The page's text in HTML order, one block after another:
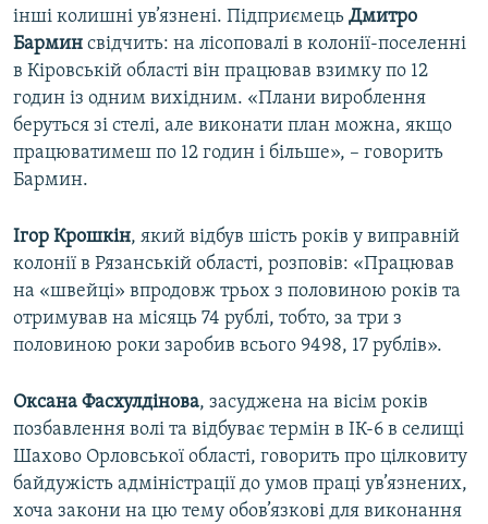
інші колишні ув’язнені. Підприємець Дмитро
Бармин свідчить: на лісоповалі в колонії-поселенні
в Кіровській області він працював взимку по 12
годин із одним вихідним. «Плани вироблення
беруться зі стелі, але виконати план можна, якщо
працюватимеш по 12 годин і більше», – говорить
Бармин.
Ігор Крошкін, який відбув шість років у виправній
колонії в Рязанській області, розповів: «Працював
на «швейці» впродовж трьох з половиною років та
отримував на місяць 74 рублі, тобто, за три з
половиною роки заробив всього 9498, 17 рублів».
Оксана Фасхулдінова, засуджена на вісім років
позбавлення волі та відбуває термін в ІК-6 в селищі
Шахово Орловської області, говорить про цілковиту
байдужість адміністрації до умов праці ув’язнених,
хоча закони на цю тему обов’язкові для виконання